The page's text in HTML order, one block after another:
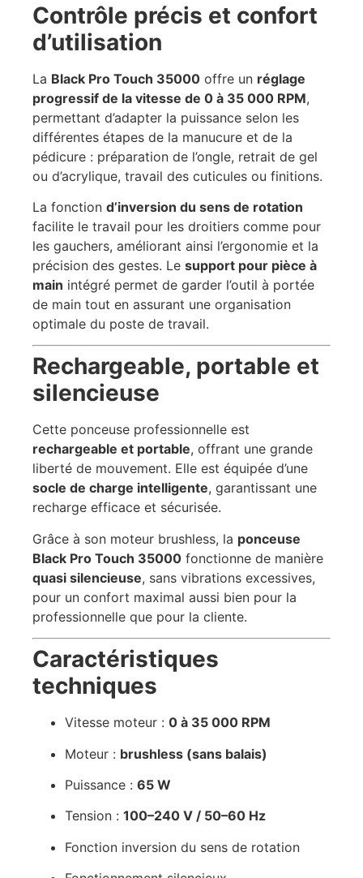
Contrôle précis et confort
d’utilisation
La Black Pro Touch 35000 offre un réglage
progressif de la vitesse de 0 à 35 000 RPM,
permettant d’adapter la puissance selon les
différentes étapes de la manucure et de la
pédicure : préparation de l’ongle, retrait de gel
ou d’acrylique, travail des cuticules ou finitions.
La fonction d’inversion du sens de rotation
facilite le travail pour les droitiers comme pour
les gauchers, améliorant ainsi l’ergonomie et la
précision des gestes. Le support pour pièce à
main intégré permet de garder l’outil à portée
de main tout en assurant une organisation
optimale du poste de travail.
Rechargeable, portable et
silencieuse
Cette ponceuse professionnelle est
rechargeable et portable, offrant une grande
liberté de mouvement. Elle est équipée d’une
socle de charge intelligente, garantissant une
recharge efficace et sécurisée.
Grâce à son moteur brushless, la ponceuse
Black Pro Touch 35000 fonctionne de manière
quasi silencieuse, sans vibrations excessives,
pour un confort maximal aussi bien pour la
professionnelle que pour la cliente.
Caractéristiques
techniques
Vitesse moteur : 0 à 35 000 RPM
Moteur : brushless (sans balais)
Puissance : 65 W
Tension : 100–240 V / 50–60 Hz
Fonction inversion du sens de rotation